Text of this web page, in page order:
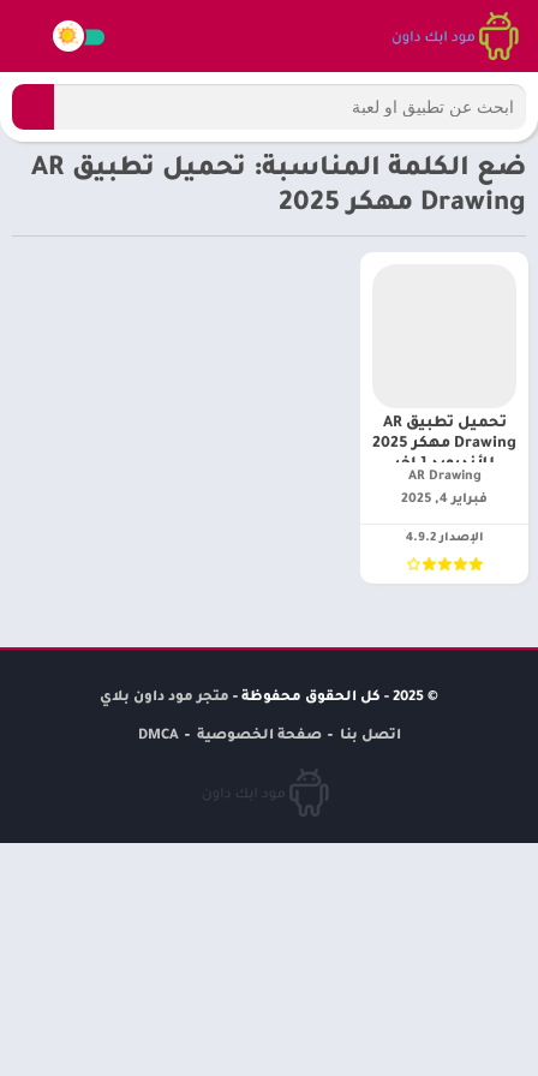
ضع الكلمة المناسبة: تحميل تطبيق AR
Drawing مهكر 2025
تحميل تطبيق AR
Drawing مهكر 2025
للأندرويد [ اخر
AR Drawing‏
فبراير 4, 2025
الإصدار 4.9.2
© 2025 - كل الحقوق محفوظة - متجر مود داون بلاي
اتصل بنا صفحة الخصوصية DMCA